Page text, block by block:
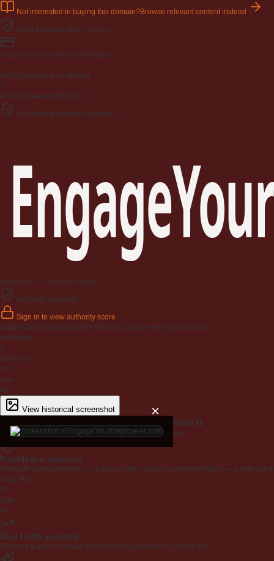
Not interested in buying this domain?Browse relevant content instead
What happens after you buy
PaySecure checkout on GoDaddy
2
VerifyOwnership confirmed
3
Push Delivered within 24h
GoDaddy-protected checkout
Available — Premium domain
Authority snapshot
Sign in to view authority score
Established backlink profile with 472 unique referring domains.
Backlinks
0
Ref Dom
472
Age
6y
View historical screenshot ×
Why EngageYourEmployees.com is worth it
Every claim below is backed by verified third-party data.
Established authority
Premium .com extension on a name that's instantly understandable — a
Trust Flow
23
Age
6y
Real traffic potential
Demand signals indicate strong ranking potential out of the box.